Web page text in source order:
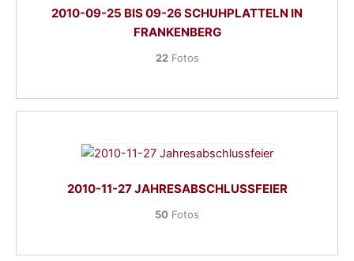
2010-09-25 BIS 09-26 SCHUHPLATTELN IN
FRANKENBERG
22Fotos
2010-11-27 JAHRESABSCHLUSSFEIER
50 Fotos